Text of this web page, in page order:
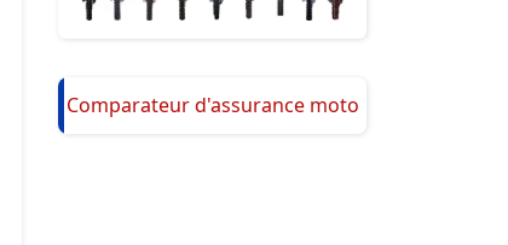
Comparateur d'assurance moto